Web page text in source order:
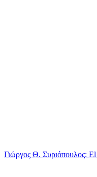
Γιώργος Θ. Συριόπουλος: